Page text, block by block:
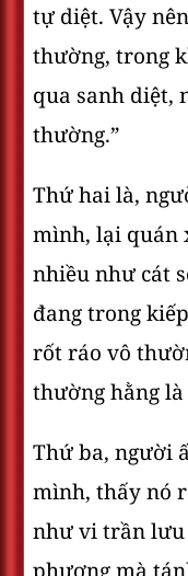
tự diệt. Vậy
thường, trong
qua sanh diệt,
thường.”
Thứ hai là,
mình, lại quán
nhiều như cát
đang trong
rốt ráo vô
thường hằng
Thứ ba, người
mình, thấy nó
như vi trần